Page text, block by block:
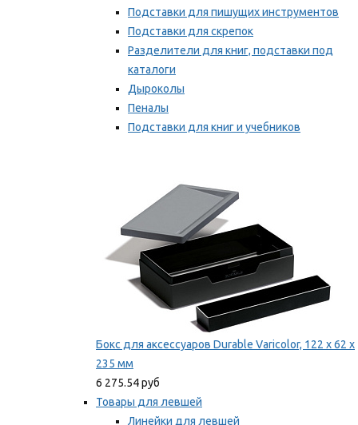
Подставки для пишущих инструментов
Подставки для скрепок
Разделители для книг, подставки под
каталоги
Дыроколы
Пеналы
Подставки для книг и учебников
Бокс для аксессуаров Durable Varicolor, 122 x 62 x
235 мм
6 275.54 руб
Товары для левшей
Линейки для левшей